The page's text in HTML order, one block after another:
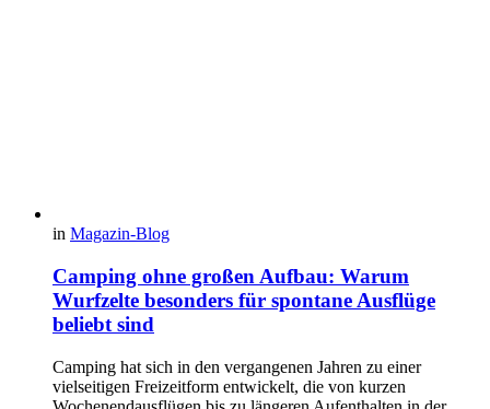
in Magazin-Blog
Camping ohne großen Aufbau: Warum
Wurfzelte besonders für spontane Ausflüge
beliebt sind
Camping hat sich in den vergangenen Jahren zu einer
vielseitigen Freizeitform entwickelt, die von kurzen